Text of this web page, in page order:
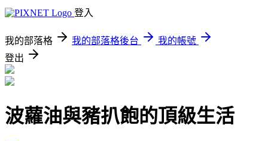
登入
我的部落格 我的部落格後台
我的帳號
登出
波蘿油與豬扒飽的頂級生活